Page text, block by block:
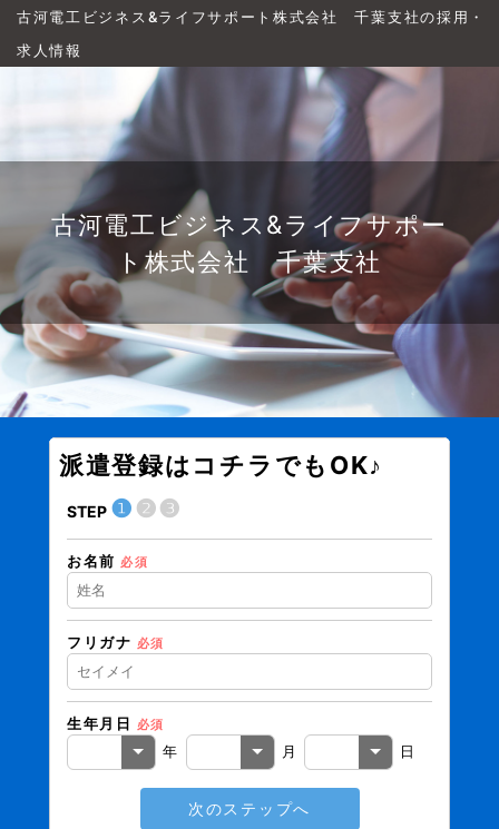
古河電工ビジネス&ライフサポート株式会社 千葉支社の採用・
求人情報
古河電工ビジネス&ライフサポー
ト株式会社 千葉支社
派遣登録はコチラでもOK♪
STEP ❶❷❸
お名前 必須
フリガナ 必須
生年月日 必須
年 月 日
次のステップへ